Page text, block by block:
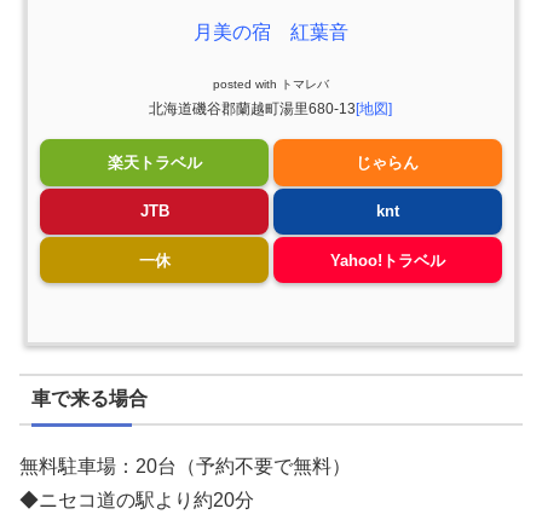
月美の宿 紅葉音
posted with トマレバ
北海道磯谷郡蘭越町湯里680-13 [地図]
楽天トラベル じゃらん
JTB knt
一休 Yahoo!トラベル
車で来る場合
無料駐車場：20台（予約不要で無料）
◆ニセコ道の駅より約20分